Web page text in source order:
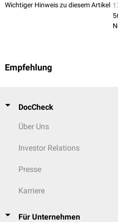
Wichtiger Hinweis zu diesem Artikel
Empfehlung
DocCheck
Über Uns
Investor Relations
Presse
Karriere
Für Unternehmen